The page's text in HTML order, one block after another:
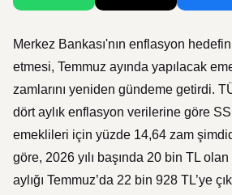
Merkez Bankası'nın enflasyon
etmesi, Temmuz ayında yapılacak
zamlarını yeniden gündeme getirdi.
dört aylık enflasyon verilerine göre
emeklileri için yüzde 14,64 zam
göre, 2026 yılı başında 20 bin TL
aylığı Temmuz’da 22 bin 928 TL’ye